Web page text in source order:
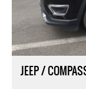
JEEP /